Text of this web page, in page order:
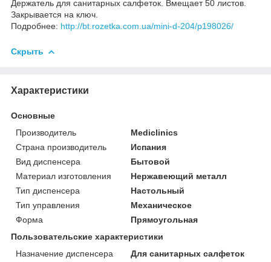
Держатель для санитарных салфеток. Вмещает 50 листов.
Закрывается на ключ.
Подробнее: http://bt.rozetka.com.ua/mini-d-204/p198026/
Скрыть
Характеристики
Основные
Производитель
Mediclinics
Страна производитель
Испания
Вид диспенсера
Бытовой
Материал изготовления
Нержавеющий металл
Тип диспенсера
Настольный
Тип управления
Механическое
Форма
Прямоугольная
Пользовательские характеристики
Назначение диспенсера
Для санитарных салфеток